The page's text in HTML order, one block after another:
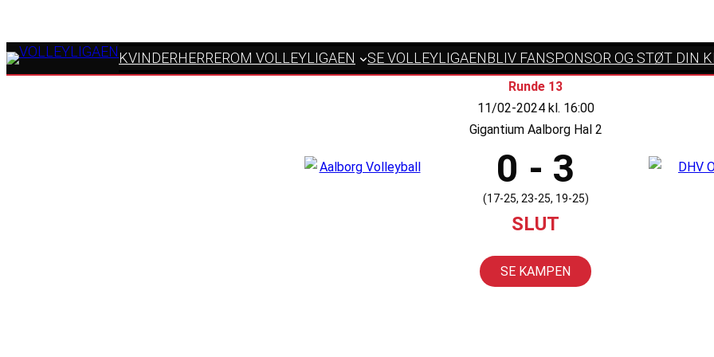
KVINDERHERREROM VOLLEYLIGAEN SE VOLLEYLIGAENBLIV FANSPONSOR OG STØT DIN
Runde 13
11/02-2024 kl. 16:00
Gigantium Aalborg Hal 2
0 - 3
(17-25, 23-25, 19-25)
SLUT
SE KAMPEN